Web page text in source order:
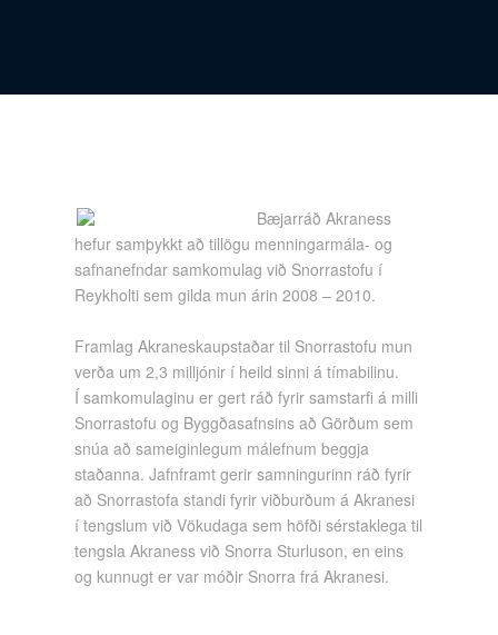
Bæjarráð Akraness
hefur samþykkt að tillögu menningarmála- og
safnanefndar samkomulag við Snorrastofu í
Reykholti sem gilda mun árin 2008 – 2010.
Framlag Akraneskaupstaðar til Snorrastofu mun
verða um 2,3 milljónir í heild sinni á tímabilinu.
Í samkomulaginu er gert ráð fyrir samstarfi á milli
Snorrastofu og Byggðasafnsins að Görðum sem
snúa að sameiginlegum málefnum beggja
staðanna. Jafnframt gerir samningurinn ráð fyrir
að Snorrastofa standi fyrir viðburðum á Akranesi
í tengslum við Vökudaga sem höfði sérstaklega til
tengsla Akraness við Snorra Sturluson, en eins
og kunnugt er var móðir Snorra frá Akranesi.